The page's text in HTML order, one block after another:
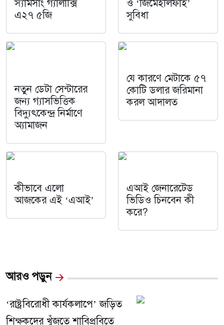
স্যামসাং গ্যালাক্সি
এ২৭ ৫জি
ও ‘জিমেইলিফাই’
সুবিধা
নতুন ডেটা সেন্টারের
জন্য গ্যাসভিত্তিক
বিদ্যুৎকেন্দ্র নির্মাণে
অ্যামাজন
যে কারণে মেটাকে ৫৭
কোটি ডলার জরিমানা
করল আদালত
কীভাবে এলো
আজকের এই ‘এআই’
এআই জেনারেটেড
ভিডিও চিনবেন কী
করে?
আরও পড়ুন
‘রাষ্ট্রবিরোধী কার্যকলাপে’ জড়িত
শিক্ষকদের খুঁজতে শাবিপ্রবিতে